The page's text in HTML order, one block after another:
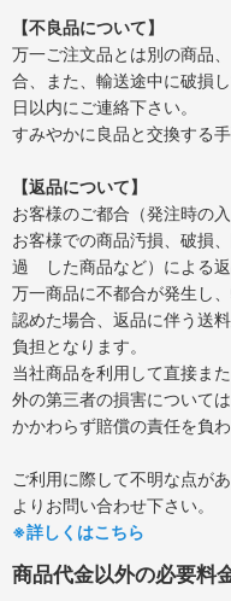
【不良品について】
万一ご注文品とは別の商品
合、また、輸送途中に破損
日以内にご連絡下さい。
すみやかに良品と交換する
【返品について】
お客様のご都合（発注時の
お客様での商品汚損、破損
過 した商品など）による返
万一商品に不都合が発生し
認めた場合、返品に伴う送
負担となります。
当社商品を利用して直接ま
外の第三者の損害について
かかわらず賠償の責任を負
ご利用に際して不明な点が
よりお問い合わせ下さい。
※詳しくはこちら
商品代金以外の必要料